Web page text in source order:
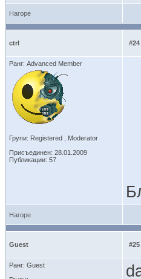
Нагоре
ctrl #24
Ранг: Advanced Member
Групи: Registered , Moderator
Присъединен: 28.01.2009
Публикации: 57
Нагоре
Guest #25
Ранг: Guest